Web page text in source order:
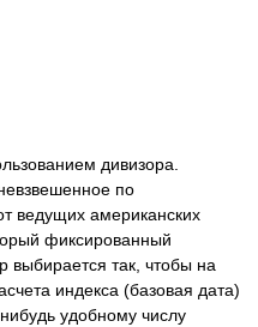
дивизора.
по
ведущих американских
фиксированный
выбирается так, чтобы на
индекса (базовая дата)
удобному числу